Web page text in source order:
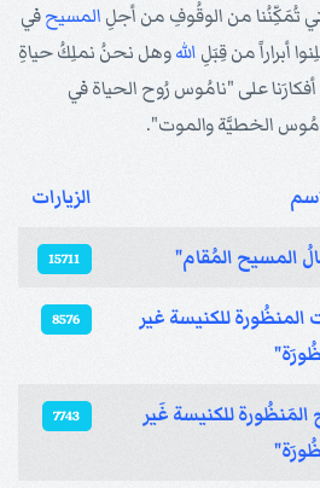
تُمَكِّنُنا من الوقُوفِ من أجلِ المسيحفي
أبراراً من قِبَلِ اللهوهل نحنُ نملِكُ حياةِ
أفكارَنا على "نامُوس رُوح الحياة في
الخطيَّة والموت".
الزيارات
المسيح المُقام" 15711
المنظُورة للكنيسة غير
8576
المَنظُورة للكنيسة غَير
7743